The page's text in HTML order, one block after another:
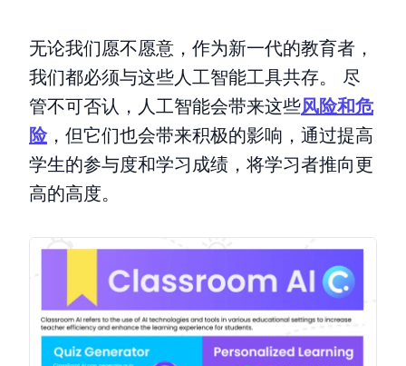
无论我们愿不愿意，作为新一代的教育者，
我们都必须与这些人工智能工具共存。 尽
管不可否认，人工智能会带来这些风险和危
险，但它们也会带来积极的影响，通过提高
学生的参与度和学习成绩，将学习者推向更
高的高度。